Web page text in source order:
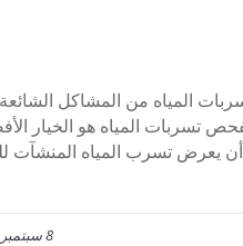
الرياض 0553445129 حيث تعتبر تسربات المياه من المشاكل
تسربات المياه هو الخيار
يعرض تسرب المياه المنشآت
8 سبتمبر، 2024